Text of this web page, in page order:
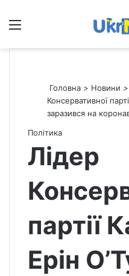
Меню
Головна > Новини >
Консервативної
заразився на
Політика
Лідер
партії
Ерін